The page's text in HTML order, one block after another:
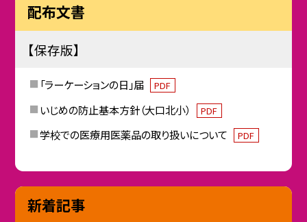
配布文書
【保存版】
「ラーケーションの日」届 PDF
いじめの防止基本方針（大口北小） PDF
学校での医療用医薬品の取り扱いについて PDF
新着記事